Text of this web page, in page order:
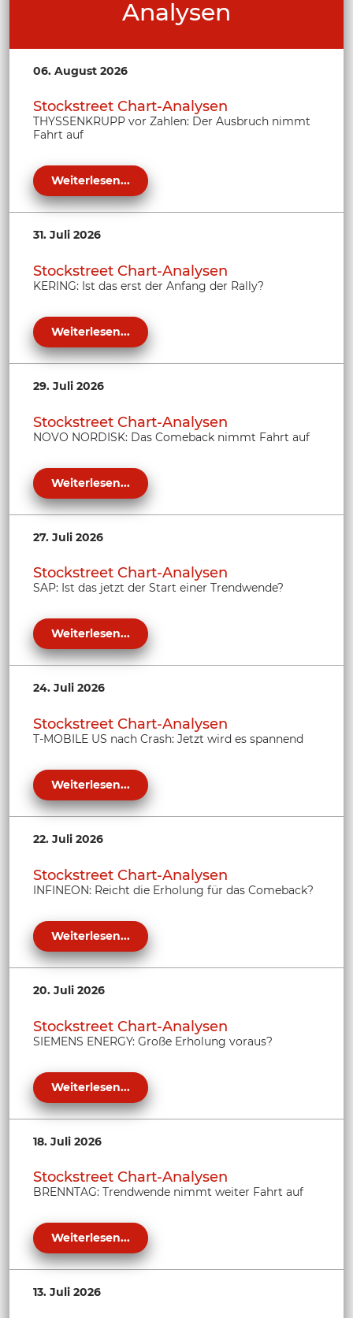
Analysen
06. August 2026
Stockstreet Chart-Analysen
THYSSENKRUPP vor Zahlen: Der Ausbruch nimmt
Fahrt auf
Weiterlesen...
31. Juli 2026
Stockstreet Chart-Analysen
KERING: Ist das erst der Anfang der Rally?
Weiterlesen...
29. Juli 2026
Stockstreet Chart-Analysen
NOVO NORDISK: Das Comeback nimmt Fahrt auf
Weiterlesen...
27. Juli 2026
Stockstreet Chart-Analysen
SAP: Ist das jetzt der Start einer Trendwende?
Weiterlesen...
24. Juli 2026
Stockstreet Chart-Analysen
T-MOBILE US nach Crash: Jetzt wird es spannend
Weiterlesen...
22. Juli 2026
Stockstreet Chart-Analysen
INFINEON: Reicht die Erholung für das Comeback?
Weiterlesen...
20. Juli 2026
Stockstreet Chart-Analysen
SIEMENS ENERGY: Große Erholung voraus?
Weiterlesen...
18. Juli 2026
Stockstreet Chart-Analysen
BRENNTAG: Trendwende nimmt weiter Fahrt auf
Weiterlesen...
13. Juli 2026